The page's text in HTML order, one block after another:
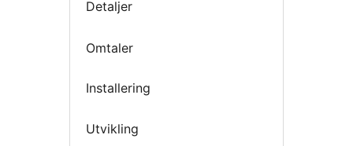
Detaljer
Omtaler
Installering
Utvikling